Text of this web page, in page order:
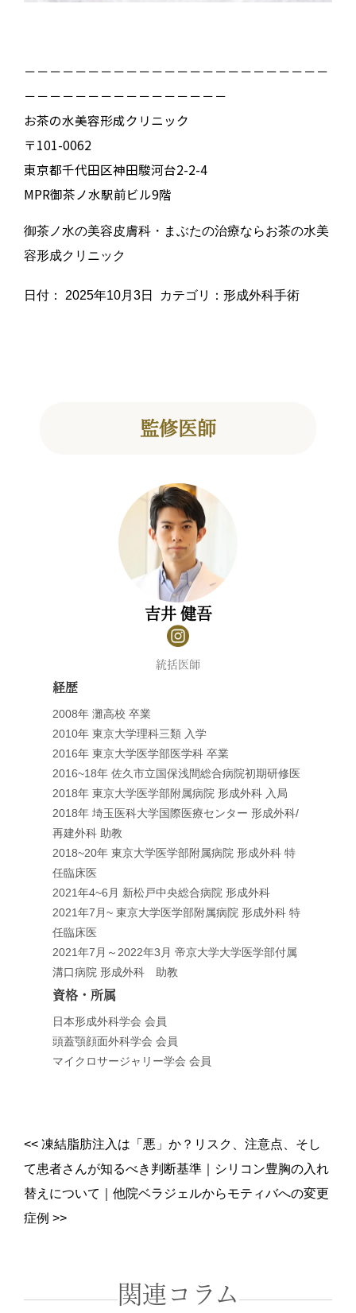
－－－－－－－－－－－－－－－－－－－－－－－－
－－－－－－－－－－－－－－－－
お茶の水美容形成クリニック
〒101-0062
東京都千代田区神田駿河台2-2-4
MPR御茶ノ水駅前ビル9階
御茶ノ水の美容皮膚科・まぶたの治療ならお茶の水美
容形成クリニック
日付： 2025年10月3日 カテゴリ： 形成外科手術
監修医師
吉井 健吾
統括医師
経歴
2008年 灘高校 卒業
2010年 東京大学理科三類 入学
2016年 東京大学医学部医学科 卒業
2016~18年 佐久市立国保浅間総合病院初期研修医
2018年 東京大学医学部附属病院 形成外科 入局
2018年 埼玉医科大学国際医療センター 形成外科/
再建外科 助教
2018~20年 東京大学医学部附属病院 形成外科 特
任臨床医
2021年4~6月 新松戸中央総合病院 形成外科
2021年7月~ 東京大学医学部附属病院 形成外科 特
任臨床医
2021年7月～2022年3月 帝京大学大学医学部付属
溝口病院 形成外科 助教
資格・所属
日本形成外科学会 会員
頭蓋顎顔面外科学会 会員
マイクロサージャリー学会 会員
<<凍結脂肪注入は「悪」か？リスク、注意点、そし
て患者さんが知るべき判断基準｜
シリコン豊胸の入れ
替えについて｜他院ベラジェルからモティバへの変更
症例 >>
関連コラム